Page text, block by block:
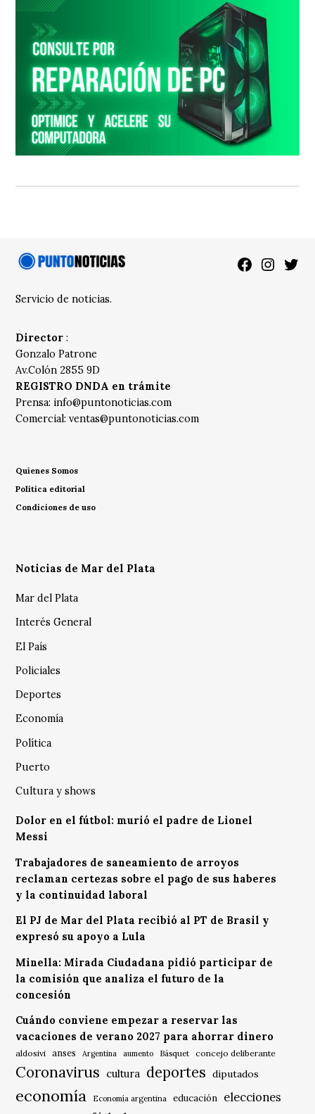
Facebook
Servicio de noticias.
Director :
Gonzalo Patrone
Av.Colón 2855 9D
REGISTRO DNDA en trámite
Prensa: info@puntonoticias.com
Comercial:ventas@puntonoticias.com
Quienes Somos
Política editorial
Condiciones de uso
Noticias de Mar del Plata
Mar del Plata
Interés General
El País
Policiales
Deportes
Economía
Política
Puerto
Cultura y shows
Dolor en el fútbol: murió el padre de Lionel
Messi
Trabajadores de saneamiento de arroyos
reclaman certezas sobre el pago de sus haberes
y la continuidad laboral
El PJ de Mar del Plata recibió al PT de Brasil y
expresó su apoyo a Lula
Minella: Mirada Ciudadana pidió participar de
la comisión que analiza el futuro de la
concesión
Cuándo conviene empezar a reservar las
vacaciones de verano 2027 para ahorrar dinero
aldosivi anses Argentina aumento Básquet concejo deliberante
Coronavirus cultura deportes diputados
economía Economía argentina educación elecciones